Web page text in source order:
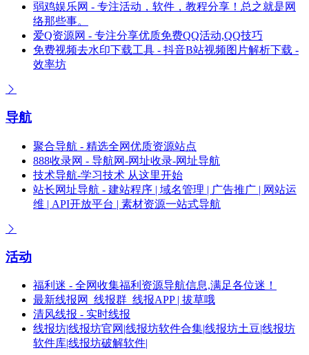
弱鸡娱乐网 - 专注活动，软件，教程分享！总之就是网
络那些事。
爱Q资源网 - 专注分享优质免费QQ活动,QQ技巧
免费视频去水印下载工具 - 抖音B站视频图片解析下载 -
效率坊
导航
聚合导航 - 精选全网优质资源站点
888收录网 - 导航网-网址收录-网址导航
技术导航-学习技术 从这里开始
站长网址导航 - 建站程序 | 域名管理 | 广告推广 | 网站运
维 | API开放平台 | 素材资源一站式导航
活动
福利迷 - 全网收集福利资源导航信息,满足各位迷！
最新线报网_线报群_线报APP | 拔草哦
清风线报 - 实时线报
线报坊|线报坊官网|线报坊软件合集|线报坊土豆|线报坊
软件库|线报坊破解软件|